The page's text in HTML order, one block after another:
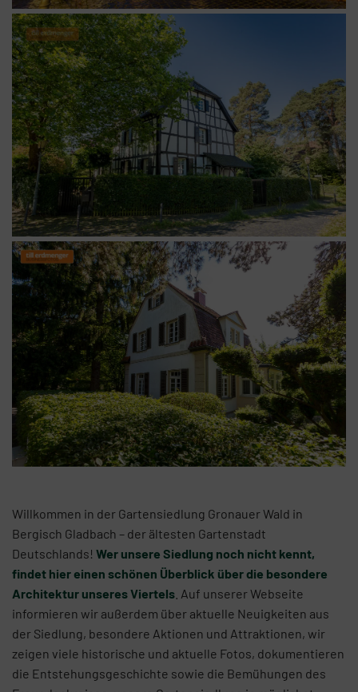
Willkommen in der Gartensiedlung Gronauer Wald in
Bergisch Gladbach – der ältesten Gartenstadt
Deutschlands! Wer unsere Siedlung noch nicht kennt,
findet hier einen schönen Überblick über die besondere
Architektur unseres Viertels . Auf unserer Webseite
informieren wir außerdem über aktuelle Neuigkeiten aus
der Siedlung, besondere Aktionen und Attraktionen, wir
zeigen viele historische und aktuelle Fotos, dokumentieren
die Entstehungsgeschichte sowie die Bemühungen des